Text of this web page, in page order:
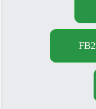
FB2